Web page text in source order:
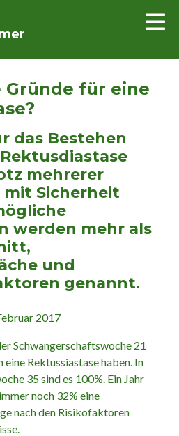
Gründe für eine
das Bestehen
mehrerer
Sicherheit
werden mehr als
und
genannt.
2017
Schwangerschaftswoche 21
eine Rektussiastase haben. In
35 sind es 100%. Ein Jahr
noch 32% eine
nach den Risikofaktoren